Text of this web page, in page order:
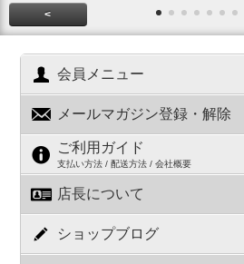
<
会員メニュー
メールマガジン登録・解除
ご利用ガイド
支払い方法 / 配送方法 / 会社概要
店長について
ショップブログ